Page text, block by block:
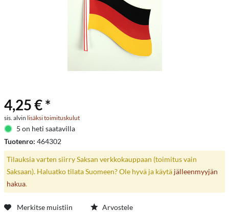
4,25 € *
sis. alvin lisäksi toimituskulut
5 on heti saatavilla
Tuotenro: 464302
Tilauksia varten siirry Saksan verkkokauppaan (toimitus vain
Saksaan). Haluatko tilata Suomeen? Ole hyvä ja käytä jälleenmyyjän
hakua.
Merkitse muistiin Arvostele